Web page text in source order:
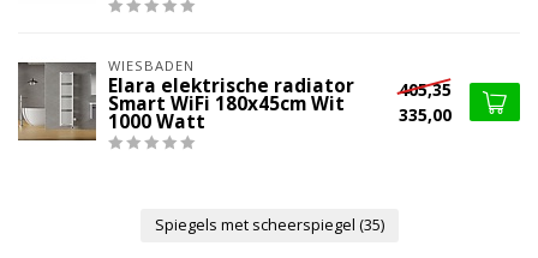
WIESBADEN
Elara elektrische radiator
Smart WiFi 180x45cm Wit
1000 Watt
405,35
335,00
Spiegels met scheerspiegel (35)